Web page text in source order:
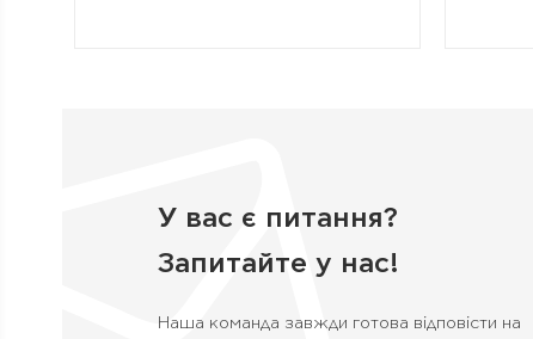
У вас є питання?
Запитайте у нас!
Наша команда завжди готова відповісти на